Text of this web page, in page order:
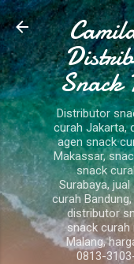
Snack
Distributor
curah Jakarta,
agen snack
Makassar,
snack
Surabaya,
curah
distributor
snack curah
Malang,
0813-